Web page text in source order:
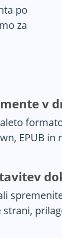
po
za
v
EPUB